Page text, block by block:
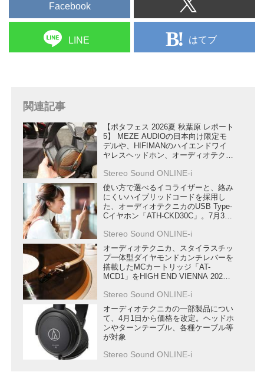
Facebook
LINE はてブ
関連記事
【ポタフェス 2026夏 秋葉原 レポート
5】 MEZE AUDIOの日本向け限定モ
デルや、HIFIMANのハイエンドワイ
ヤレスヘッドホン、オーディオテクニ
験も多数
Stereo Sound ONLINE-i
使い方で選べるイコライザーと、絡み
にくいハイブリッドコードを採用し
た、オーディオテクニカのUSB Type-
Cイヤホン「ATH-CKD30C」。7月3日
Stereo Sound ONLINE-i
オーディオテクニカ、スタイラスチッ
プ一体型ダイヤモンドカンチレバーを
搭載したMCカートリッジ「AT-
MCD1」をHIGH END VIENNA 2026
Stereo Sound ONLINE-i
オーディオテクニカの一部製品につい
て、4月1日から価格を改定。ヘッドホ
ンやターンテーブル、各種ケーブル等
が対象
Stereo Sound ONLINE-i